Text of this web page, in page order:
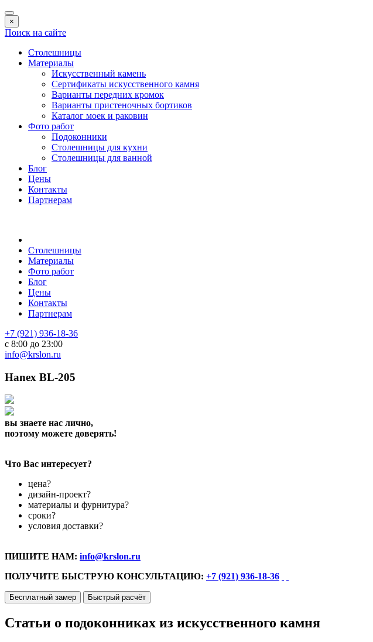
×
Поиск на сайте
Столешницы
Материалы
Искусственный камень
Сертификаты искусственного камня
Варианты передних кромок
Варианты пристеночных бортиков
Каталог моек и раковин
Фото работ
Подоконники
Столешницы для кухни
Столешницы для ванной
Блог
Цены
Контакты
Партнерам
Столешницы
Материалы
Фото работ
Блог
Цены
Контакты
Партнерам
+7 (921) 936-18-36
с 8:00 до 23:00
info@krslon.ru
Hanex BL-205
вы знаете нас лично,
поэтому можете доверять!
Что Вас интересует?
цена?
дизайн-проект?
материалы и фурнитура?
сроки?
условия доставки?
ПИШИТЕ НАМ: info@krslon.ru
ПОЛУЧИТЕ БЫСТРУЮ КОНСУЛЬТАЦИЮ: +7 (921) 936-18-36
Бесплатный замер Быстрый расчёт
Статьи о подоконниках из искусственного камня